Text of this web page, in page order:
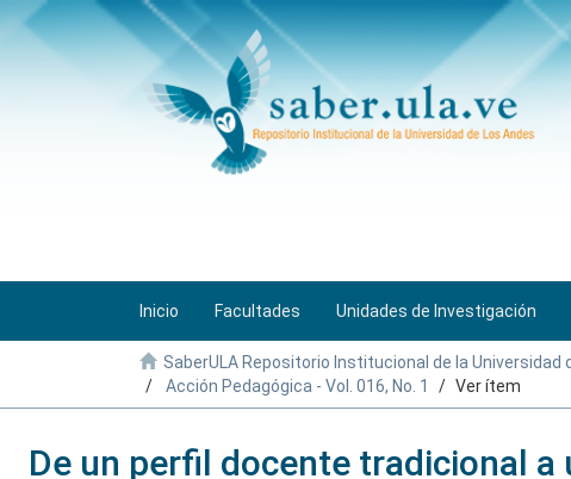
Inicio Facultades Unidades de Investigación
SaberULA Repositorio Institucional de la Universidad
Acción Pedagógica - Vol. 016, No. 1
Ver ítem
De un perfil docente tradicional